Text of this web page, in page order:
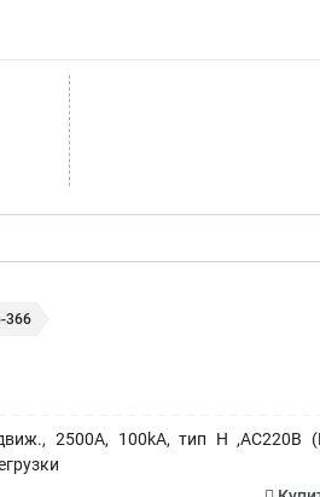
366
2500A, 100kA, тип H ,AC220В